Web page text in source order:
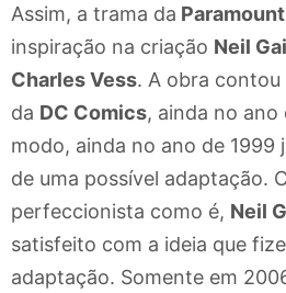
Assim, a trama da
inspiração na criação Neil
Charles Vess. A obra
da DC Comics, ainda no ano
modo, ainda no ano de 1999
de uma possível adaptação.
perfeccionista como é, Neil
satisfeito com a ideia que
adaptação. Somente em